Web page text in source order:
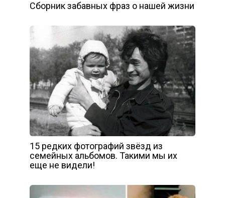
Сборник забавных фраз о нашей жизни
15 редких фотографий звёзд из
семейных альбомов. Такими мы их
еще не видели!